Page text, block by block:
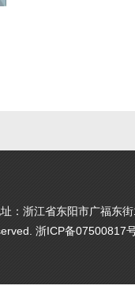
：浙江省东阳市广福东
浙ICP备07500817